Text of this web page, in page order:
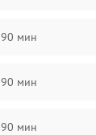
90 мин
90 мин
90 мин